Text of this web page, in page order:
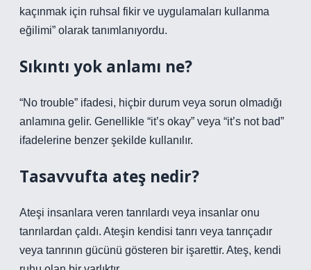
kaçınmak için ruhsal fikir ve uygulamaları kullanma
eğilimi” olarak tanımlanıyordu.
Sıkıntı yok anlamı ne?
“No trouble” ifadesi, hiçbir durum veya sorun olmadığı
anlamına gelir. Genellikle “it’s okay” veya “it’s not bad”
ifadelerine benzer şekilde kullanılır.
Tasavvufta ateş nedir?
Ateşi insanlara veren tanrılardı veya insanlar onu
tanrılardan çaldı. Ateşin kendisi tanrı veya tanrıçadır
veya tanrının gücünü gösteren bir işarettir. Ateş, kendi